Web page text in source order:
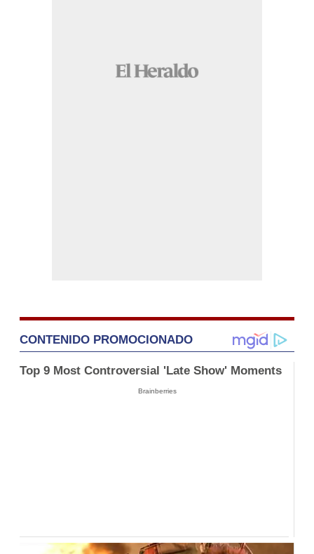
CONTENIDO PROMOCIONADO
Top 9 Most Controversial 'Late Show' Moments
Brainberries